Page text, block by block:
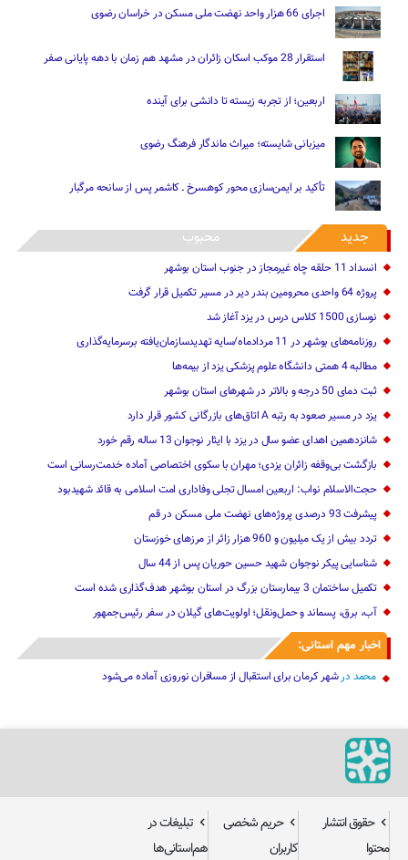
اجرای 66 هزار واحد نهضت ملی مسکن در خراسان رضوی
استقرار 28 موکب اسکان زائران در مشهد هم زمان با دهه پایانی صفر
اربعین؛ از تجربه زیسته تا دانشی برای آینده
میزبانی شایسته؛ میراث ماندگار فرهنگ رضوی
تأکید بر ایمن‌سازی محور کوهسرخ ـ کاشمر پس از سانحه مرگبار
جدید محبوب
انسداد 11 حلقه چاه غیرمجاز در جنوب استان بوشهر
پروژه 64 واحدی محرومین بندر دیر در مسیر تکمیل قرار گرفت
نوسازی 1500 کلاس درس در یزد آغاز شد
روزنامه‌های بوشهر در 11 مردادماه/سایه تهدیدسازمان‌یافته برسرمایه‌گذاری
مطالبه 4 همتی دانشگاه علوم پزشکی یزد از بیمه‌ها
ثبت دمای 50 درجه و بالاتر در شهرهای استان بوشهر
یزد در مسیر صعود به رتبه A اتاق‌های بازرگانی کشور قرار دارد
شانزدهمین اهدای عضو سال در یزد با ایثار نوجوان 13 ساله رقم خورد
بازگشت بی‌وقفه زائران یزدی؛ مهران با سکوی اختصاصی آماده خدمت‌رسانی است
حجت‌الاسلام نواب: اربعین امسال تجلی وفاداری امت اسلامی به قائد شهیدبود
پیشرفت 93 درصدی پروژه‌های نهضت ملی مسکن در قم
تردد بیش از یک میلیون و 960 هزار زائر از مرزهای خوزستان
شناسایی پیکر نوجوان شهید حسین حوریان پس از 44 سال
تکمیل ساختمان 3 بیمارستان بزرگ در استان بوشهر هدف‌گذاری شده است
آب، برق، پسماند و حمل‌ونقل؛ اولویت‌های گیلان در سفر رئیس‌جمهور
اخبار مهم استانی:
محمد درشهر کرمان برای استقبال از مسافران نوروزی آماده می‌شود
حقوق انتشار
محتوا
حریم شخصی
کاربران
تبلیغات در
هم‌استانی‌ها